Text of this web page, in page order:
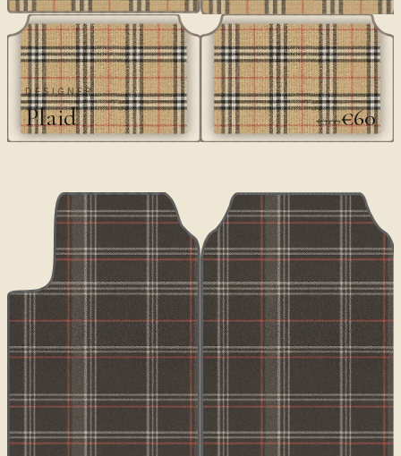
DESIGNER
Plaid €100€60